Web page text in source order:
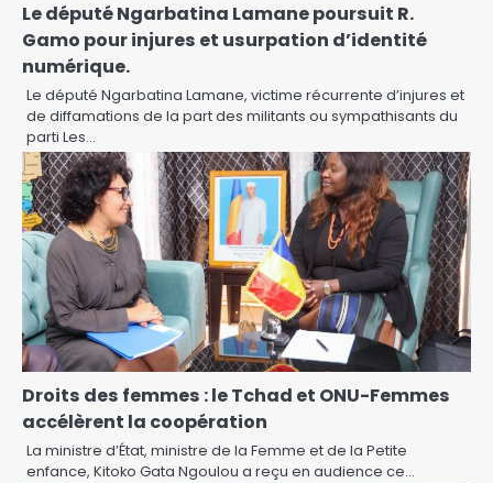
Le député Ngarbatina Lamane poursuit R.
Gamo pour injures et usurpation d’identité
numérique.
Le député Ngarbatina Lamane, victime récurrente d’injures et
de diffamations de la part des militants ou sympathisants du
parti Les…
Droits des femmes : le Tchad et ONU-Femmes
accélèrent la coopération
La ministre d’État, ministre de la Femme et de la Petite
enfance, Kitoko Gata Ngoulou a reçu en audience ce…